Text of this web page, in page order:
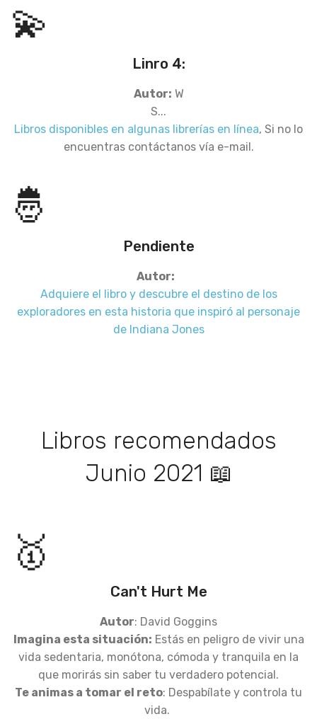
💫
Linro 4:
Autor: W
S...
Libros disponibles en algunas librerías en línea, Si no lo
encuentras contáctanos vía e-mail.
🤴
Pendiente
Autor:
Adquiere el libro y descubre el destino de los
exploradores en esta historia que inspiró al personaje
de Indiana Jones
Libros recomendados
Junio 2021 📖
🥇
Can't Hurt Me
Autor: David Goggins
Imagina esta situación: Estás en peligro de vivir una
vida sedentaria, monótona, cómoda y tranquila en la
que morirás sin saber tu verdadero potencial.
Te animas a tomar el reto: Despabílate y controla tu
vida.